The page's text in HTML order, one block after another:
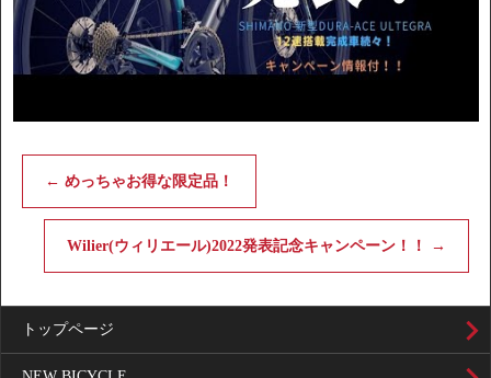
← めっちゃお得な限定品！
Wilier(ウィリエール)2022発表記念キャンペーン！！ →
トップページ